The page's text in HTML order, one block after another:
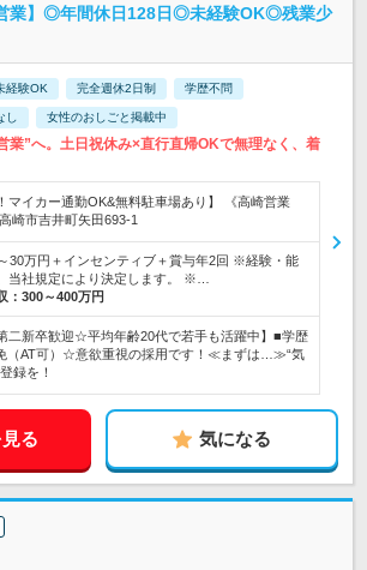
業】◎年間休日128日◎未経験OK◎残業少
経験OK 完全週休2日制 学歴不問
女性のおしごと掲載中
業”へ。土日祝休み×直行直帰OKで無理なく、着
マイカー通勤OK&無料駐車場あり】 《高崎営業
崎市吉井町矢田693-1
30万円＋インセンティブ＋賞与年2回 ※経験・能
当社規定により決定します。 ※…
： 300～400万円
二新卒歓迎☆平均年齢20代で若手も活躍中】■学歴
（AT可）☆意欲重視の採用です！≪まずは…≫“気
録を！
る 気になる